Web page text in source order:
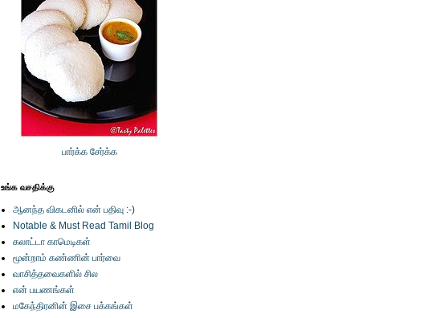
பார்க்க சேர்க்க
உங்க வசதிக்கு
ஆனந்த விகடனில் என் பதிவு :-)
Notable & Must Read Tamil Blog
கலாட்டா காமெடிகள்
மூன்றாம் கண்ணின் பார்வை
வாசித்தவைகளில் சில
என் பயணங்கள்
மகேந்திரனின் இசை பக்கங்கள்